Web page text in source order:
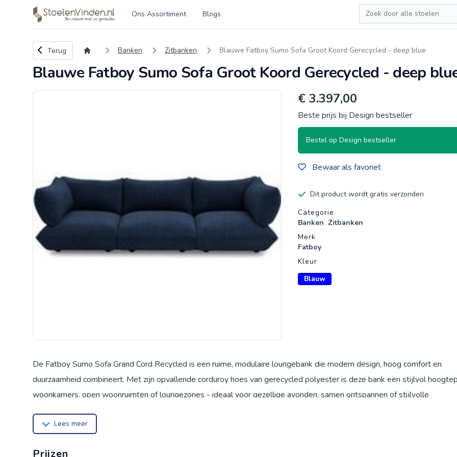
Logo stoelenvinden.nl Ons Assortiment Blogs
Zoeken
Terug naar overzicht
Terug Banken Zitbanken Blauwe Fatboy Sumo Sofa Groot Koord Gerecycled - deep blue
Blauwe Fatboy Sumo Sofa Groot Koord Gerecycled - deep
€ 3.397,00
Beste prijs bij Design bestseller
Bestel op Design bestseller
Bewaar als favoriet
Dit product wordt gratis verzonden
Productgegevens
Categorie
Banken Zitbanken
Merk
Fatboy
Kleur
Blauw
De Fatboy Sumo Sofa Grand Cord Recycled is een ruime, modulaire loungebank die modern design, hoog comfort en
duurzaamheid combineert. Met zijn opvallende corduroy hoes van gerecycled polyester is deze bank een stijlvol
woonkamers, open woonruimten of loungezones - ideaal voor gezellige avonden, samen ontspannen of stijlvolle
kamer een warme en uitnodigende sfeer geeft. De bekleding voelt zacht aan en is dankzij gerecycled polyester duurzaam,
Lees meer
Prijzen